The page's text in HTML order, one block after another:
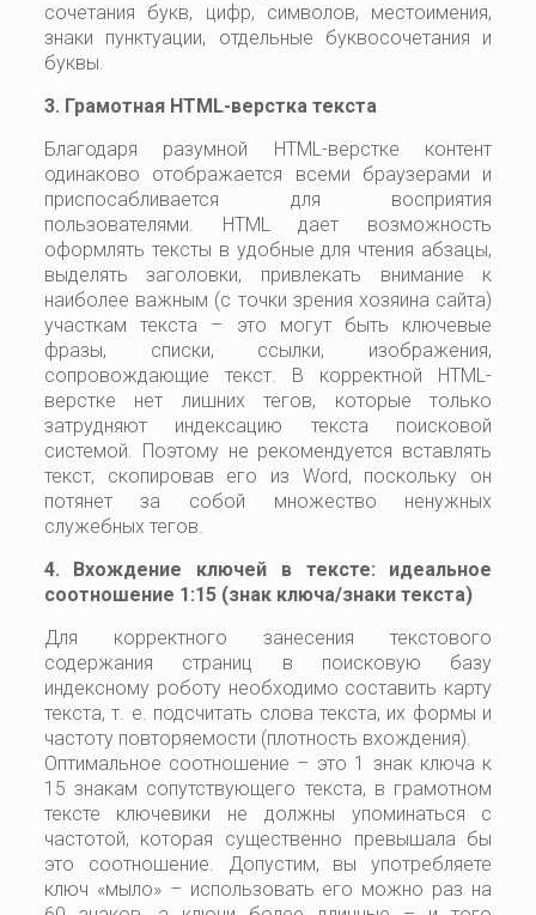
сочетания букв, цифр, символов, местоимения,
знаки пунктуации, отдельные буквосочетания и
буквы.
3. Грамотная HTML-верстка текста
Благодаря разумной HTML-верстке контент
одинаково отображается всеми браузерами и
приспосабливается для восприятия
пользователями. HTML дает возможность
оформлять тексты в удобные для чтения абзацы,
выделять заголовки, привлекать внимание к
наиболее важным (с точки зрения хозяина сайта)
участкам текста – это могут быть ключевые
фразы, списки, ссылки, изображения,
сопровождающие текст. В корректной HTML-
верстке нет лишних тегов, которые только
затрудняют индексацию текста поисковой
системой. Поэтому не рекомендуется вставлять
текст, скопировав его из Word, поскольку он
потянет за собой множество ненужных
служебных тегов.
4. Вхождение ключей в тексте: идеальное
соотношение 1:15 (знак ключа/знаки текста)
Для корректного занесения текстового
содержания страниц в поисковую базу
индексному роботу необходимо составить карту
текста, т. е. подсчитать слова текста, их формы и
частоту повторяемости (плотность вхождения).
Оптимальное соотношение – это 1 знак ключа к
15 знакам сопутствующего текста, в грамотном
тексте ключевики не должны упоминаться с
частотой, которая существенно превышала бы
это соотношение. Допустим, вы употребляете
ключ «мыло» – использовать его можно раз на